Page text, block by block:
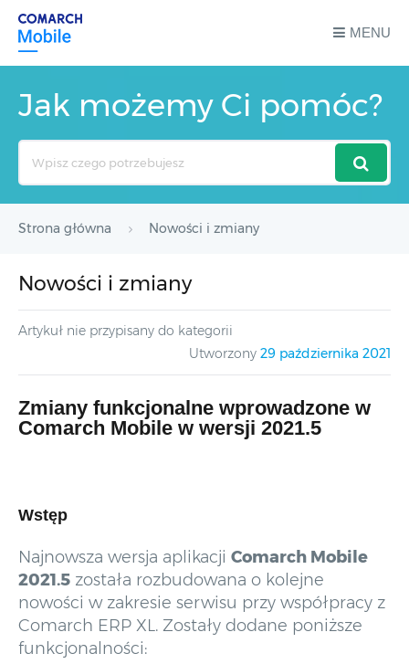
MENU
Jak możemy Ci pomóc?
Strona główna Nowości i zmiany
Nowości i zmiany
Artykuł nie przypisany do kategorii
Utworzony 29 października 2021
Zmiany funkcjonalne wprowadzone w
Comarch Mobile w wersji 2021.5
Wstęp
Najnowsza wersja aplikacji Comarch Mobile
2021.5 została rozbudowana o kolejne
nowości w zakresie serwisu przy współpracy z
Comarch ERP XL. Zostały dodane poniższe
funkcjonalności: